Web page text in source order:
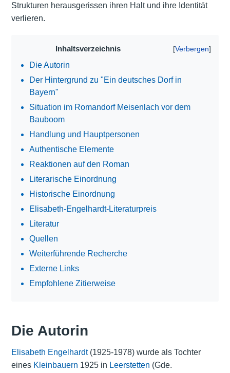
Strukturen herausgerissen ihren Halt und ihre Identität
verlieren.
Inhaltsverzeichnis
Die Autorin
Der Hintergrund zu "Ein deutsches Dorf in
Bayern"
Situation im Romandorf Meisenlach vor dem
Bauboom
Handlung und Hauptpersonen
Authentische Elemente
Reaktionen auf den Roman
Literarische Einordnung
Historische Einordnung
Elisabeth-Engelhardt-Literaturpreis
Literatur
Quellen
Weiterführende Recherche
Externe Links
Empfohlene Zitierweise
Die Autorin
Elisabeth Engelhardt(1925-1978) wurde als Tochter
eines Kleinbauern 1925 in Leerstetten (Gde.